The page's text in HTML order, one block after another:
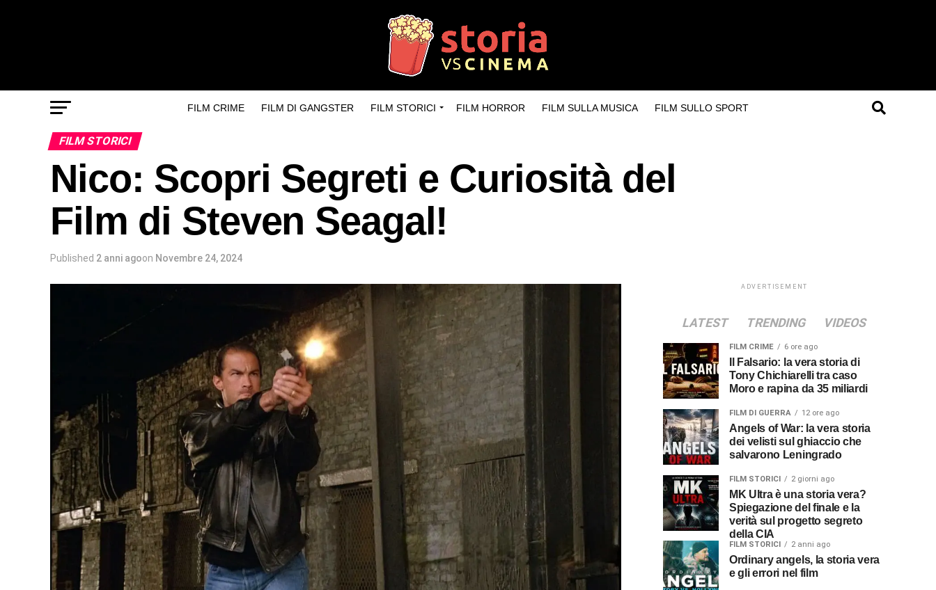
FILM CRIME FILM DI GANGSTER FILM STORICI FILM HORROR FILM SULLA MUSICA FILM SULLO SPORT
FILM STORICI
Nico: Scopri Segreti e Curiosità del
Film di Steven Seagal!
Published 2 anni agoon Novembre 24, 2024
ADVERTISEMENT
LATEST TRENDING VIDEOS
FILM CRIME 6 ore ago
Tony Chichiarelli tra caso
Moro e rapina da 35 miliardi
FILM DI GUERRA 12 ore ago
Angels of War: la vera storia
dei velisti sul ghiaccio che
salvarono Leningrado
FILM STORICI 2 giorni ago
MK Ultra è una storia vera?
Spiegazione del finale e la
verità sul progetto segreto
della CIA
FILM STORICI 2 anni ago
Ordinary angels, la storia vera
e gli errori nel film